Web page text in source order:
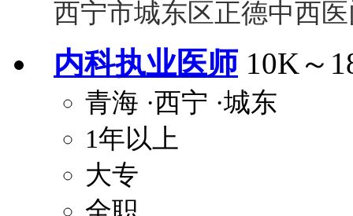
西宁市城东区正德中西
内科执业医师 10K～
青海 ·西宁 ·城东
1年以上
大专